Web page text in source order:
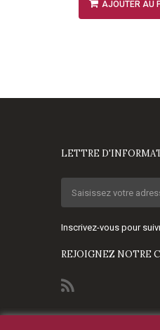
AJOUTER AU
LETTRE
Inscrivez-vous pour
REJOIGNEZ NOTRE